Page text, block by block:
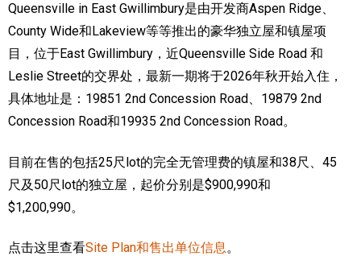
定居安大略省
安大略省免费医疗保险
加拿大的福利制度
吃货眼中的加拿大地图
Queensville in East Gwillimbury是由开发商Aspen Ridge、
County Wide和Lakeview等等推出的豪华独立屋和镇屋项
目，位于East Gwillimbury，近Queensville Side Road 和
Leslie Street的交界处，最新一期将于2026年秋开始入住，
具体地址是：19851 2nd Concession Road、19879 2nd
Concession Road和19935 2nd Concession Road。
目前在售的包括25尺lot的完全无管理费的镇屋和38尺、45
尺及50尺lot的独立屋，起价分别是$900,990和
$1,200,990。
点击这里查看Site Plan和售出单位信息。